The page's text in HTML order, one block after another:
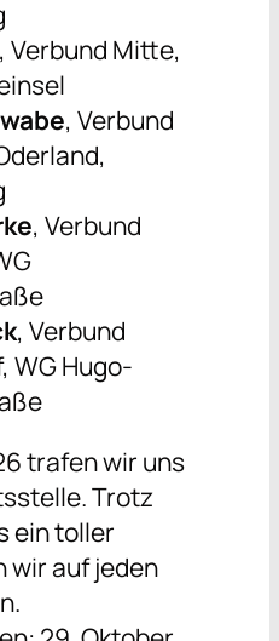
Verbund Mitte,
, Verbund
, Verbund
, Verbund
WG Hugo-
trafen wir uns
Trotz
ein toller
wir auf jeden